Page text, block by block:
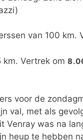
van 100 km.
km. Vertrek om
voor de
val, met als
Venray was na
heup te hebben